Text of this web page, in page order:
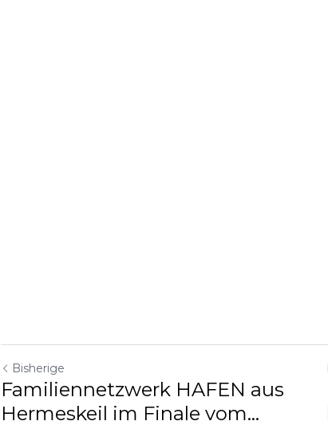
Bisherige
Familiennetzwerk HAFEN aus
Hermeskeil im Finale vom...